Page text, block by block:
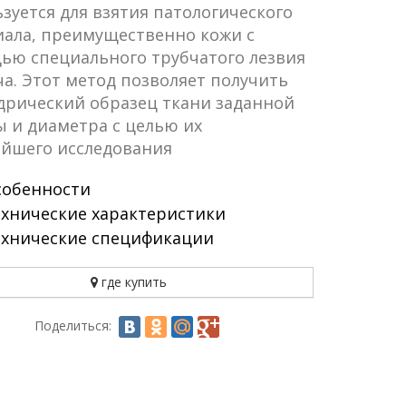
для взятия патологического
преимущественно кожи с
специального трубчатого лезвия
Этот метод позволяет получить
образец ткани заданной
и диаметра с целью их
исследования
характеристики
спецификации
где купить
Поделиться: